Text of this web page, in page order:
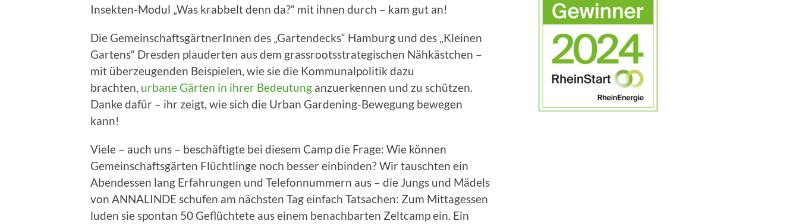
Insekten-Modul „Was krabbelt denn da?“ mit ihnen durch – kam gut an!
Die GemeinschaftsgärtnerInnen des „Gartendecks“ Hamburg und des „Kleinen
Gartens“ Dresden plauderten aus dem grassrootsstrategischen Nähkästchen –
mit überzeugenden Beispielen, wie sie die Kommunalpolitik dazu
brachten, urbane Gärten in ihrer Bedeutung anzuerkennen und zu schützen.
Danke dafür – ihr zeigt, wie sich die Urban Gardening-Bewegung bewegen
kann!
Viele – auch uns – beschäftigte bei diesem Camp die Frage: Wie können
Gemeinschaftsgärten Flüchtlinge noch besser einbinden? Wir tauschten ein
Abendessen lang Erfahrungen und Telefonnummern aus – die Jungs und Mädels
von ANNALINDE schufen am nächsten Tag einfach Tatsachen: Zum Mittagessen
luden sie spontan 50 Geflüchtete aus einem benachbarten Zeltcamp ein. Ein